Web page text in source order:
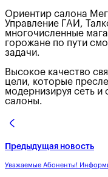
Ориентир салона
Управление ГАИ,
многочисленные
горожане по пути
задачи.
Высокое качество
цели, которые
модернизируя сеть
салоны.
Предыдущая новость
Уважаемые Абоненты!